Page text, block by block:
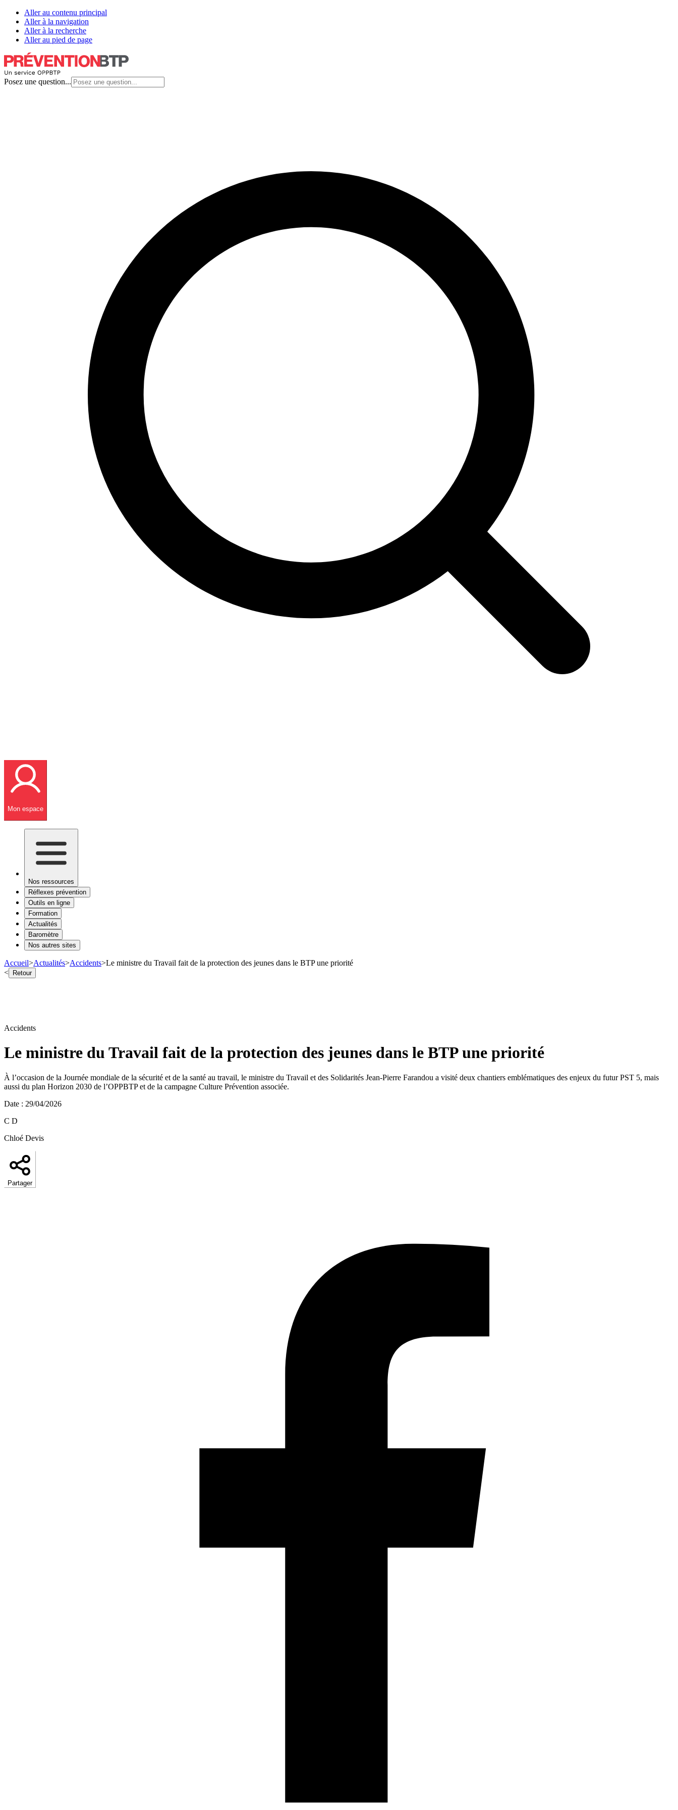
Aller au contenu principal
Aller à la navigation
Aller à la recherche
Aller au pied de page
Posez une question...
Mon espace
Nos ressources
Réflexes prévention
Outils en ligne
Formation
Actualités
Baromètre
Nos autres sites
Accueil>Actualités>Accidents>Le ministre du Travail fait de la protection des jeunes dans le BTP une priorité
< Retour
Accidents
Le ministre du Travail fait de la protection des jeunes dans le BTP une priorité
À l’occasion de la Journée mondiale de la sécurité et de la santé au travail, le ministre du Travail et des Solidarités Jean-Pierre Farandou a visité deux chantiers emblématiques des enjeux du futur PST 5, mais
aussi du plan Horizon 2030 de l’OPPBTP et de la campagne Culture Prévention associée.
Date : 29/04/2026
C D
Chloé Devis
Partager